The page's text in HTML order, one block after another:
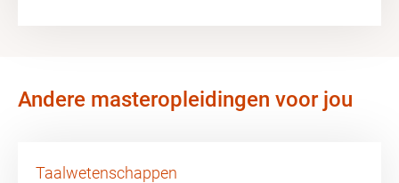
Andere masteropleidingen voor jou
Taalwetenschappen